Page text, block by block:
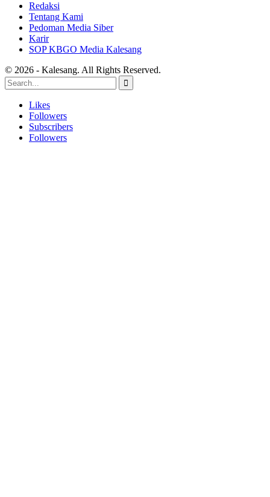
Redaksi
Tentang Kami
Pedoman Media Siber
Karir
SOP KBGO Media Kalesang
© 2026 - Kalesang. All Rights Reserved.
Likes
Followers
Subscribers
Followers